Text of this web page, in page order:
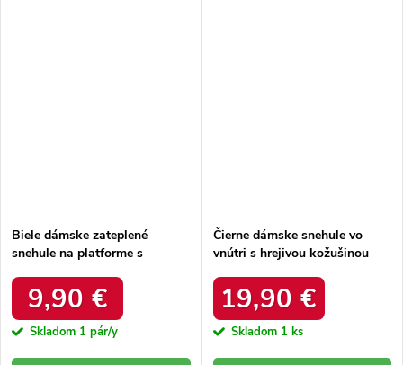
Biele dámske zateplené
snehule na platforme s
WHITE
9,90 €
Skladom 1 pár/y
Čierne dámske snehule vo
vnútri s hrejivou kožušinou
BLACK
19,90 €
Skladom 1 ks